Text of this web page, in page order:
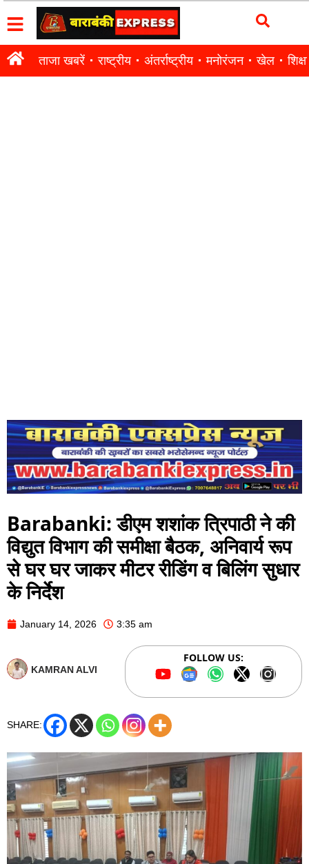
ताजा खबरें राष्ट्रीय अंतर्राष्ट्रीय मनोरंजन खेल शिक्षा
Barabanki: डीएम शशांक त्रिपाठी ने की
विद्युत विभाग की समीक्षा बैठक, अनिवार्य रूप
से घर घर जाकर मीटर रीडिंग व बिलिंग सुधार
के निर्देश
January 14, 2026 3:35 am
KAMRAN ALVI
FOLLOW US:
SHARE: